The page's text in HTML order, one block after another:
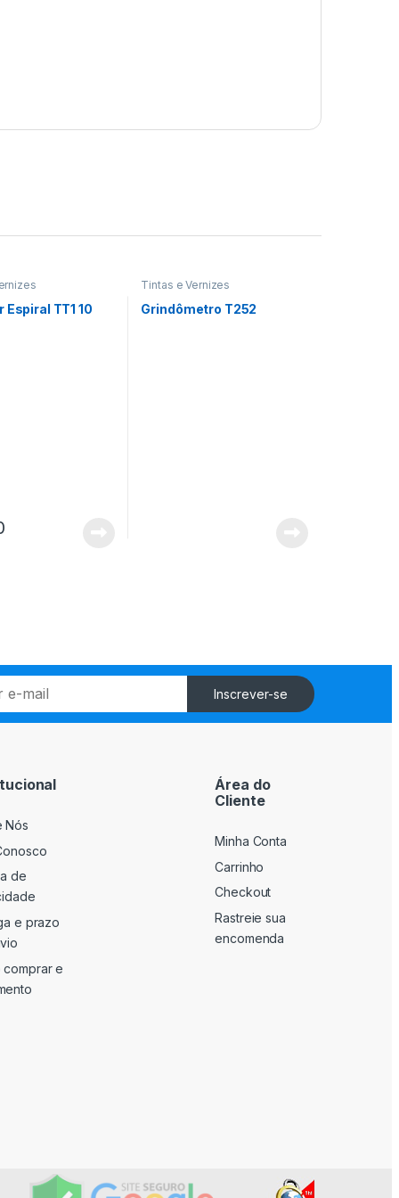
Espiral TT1 10
Tintas e Vernizes
Grindômetro T252
Inscrever-se
Nós
de
e prazo
comprar e
Área do
Cliente
Minha Conta
Carrinho
Checkout
Rastreie sua
encomenda